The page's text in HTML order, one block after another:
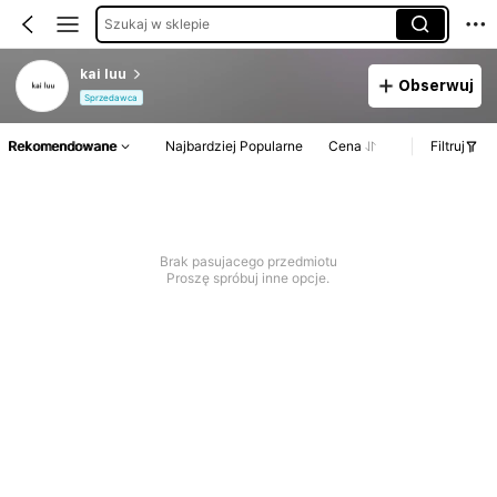
Szukaj w sklepie
kai luu
Sprzedawca
Obserwuj
Rekomendowane Najbardziej Popularne Cena Filtruj
Brak pasujacego przedmiotu
Proszę spróbuj inne opcje.